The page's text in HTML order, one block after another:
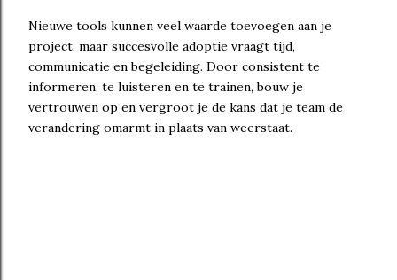
Nieuwe tools kunnen veel waarde toevoegen aan je
project, maar succesvolle adoptie vraagt tijd,
communicatie en begeleiding. Door consistent te
informeren, te luisteren en te trainen, bouw je
vertrouwen op en vergroot je de kans dat je team de
verandering omarmt in plaats van weerstaat.